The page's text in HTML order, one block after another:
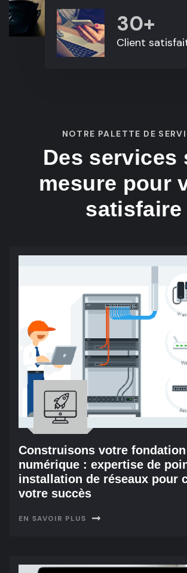
30+
Client
NOTRE PALETTE DE
Des services
mesure pour
satisfaire
Construisons votre fondation
numérique : expertise de
installation de réseaux pour
votre succès
EN SAVOIR PLUS